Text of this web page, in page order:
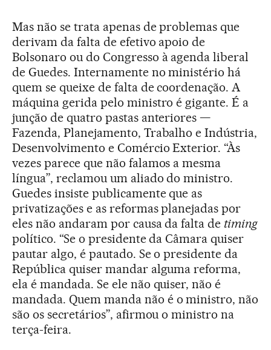
Mas não se trata apenas de problemas que
derivam da falta de efetivo apoio de
Bolsonaro ou do Congresso à agenda liberal
de Guedes. Internamente no ministério há
quem se queixe de falta de coordenação. A
máquina gerida pelo ministro é gigante. É a
junção de quatro pastas anteriores —
Fazenda, Planejamento, Trabalho e Indústria,
Desenvolvimento e Comércio Exterior. “Às
vezes parece que não falamos a mesma
língua”, reclamou um aliado do ministro.
Guedes insiste publicamente que as
privatizações e as reformas planejadas por
eles não andaram por causa da falta de timing
político. “Se o presidente da Câmara quiser
pautar algo, é pautado. Se o presidente da
República quiser mandar alguma reforma,
ela é mandada. Se ele não quiser, não é
mandada. Quem manda não é o ministro, não
são os secretários”, afirmou o ministro na
terça-feira.